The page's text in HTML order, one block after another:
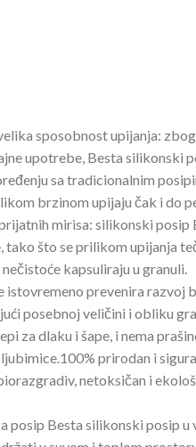
sposobnost upijanja:
upotrebe, Besta silikonski
sa tradicionalnim
brzinom upijaju čak i do
mirisa: silikonski posip
tako što se prilikom upijanja
kapsuliraju u granuli.
istovremeno prevenira razvoj
posebnoj veličini i obliku
za dlaku i šape, i nema
prirodan i
netoksičan i
posip Besta silikonski posip u